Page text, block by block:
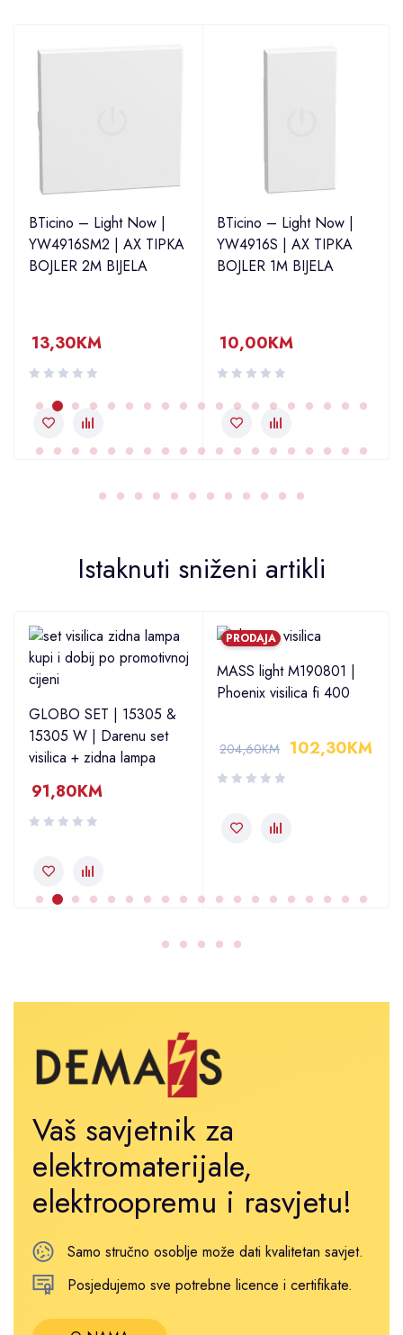
BTicino – Light Now |
YW4916SM2 | AX TIPKA
BOJLER 2M BIJELA
13,30KM
BTicino – Light Now |
YW4916S | AX TIPKA
BOJLER 1M BIJELA
10,00KM
Istaknuti sniženi artikli
GLOBO SET | 15305 &
15305 W | Darenu set
visilica + zidna lampa
91,80KM
PRODAJA
MASS light M190801 |
Phoenix visilica fi 400
204,60KM 102,30KM
Vaš savjetnik za
elektromaterijale,
elektroopremu i rasvjetu!
Samo stručno osoblje može dati kvalitetan savjet.
Posjedujemo sve potrebne licence i certifikate.